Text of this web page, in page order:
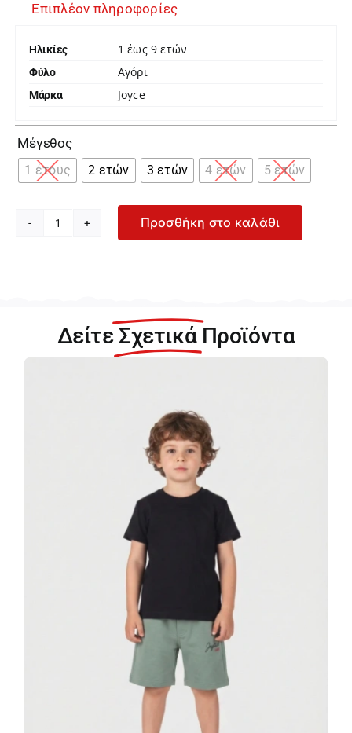
Επιπλέον πληροφορίες
Ηλικίες 1 έως 9 ετών
Φύλο Αγόρι
Μάρκα Joyce
Μέγεθος
1 έτους 2 ετών 3 ετών 4 ετών 5 ετών
Joyce
2442405-
Προσθήκη στο καλάθι
Δείτε Σχετικά Προϊόντα